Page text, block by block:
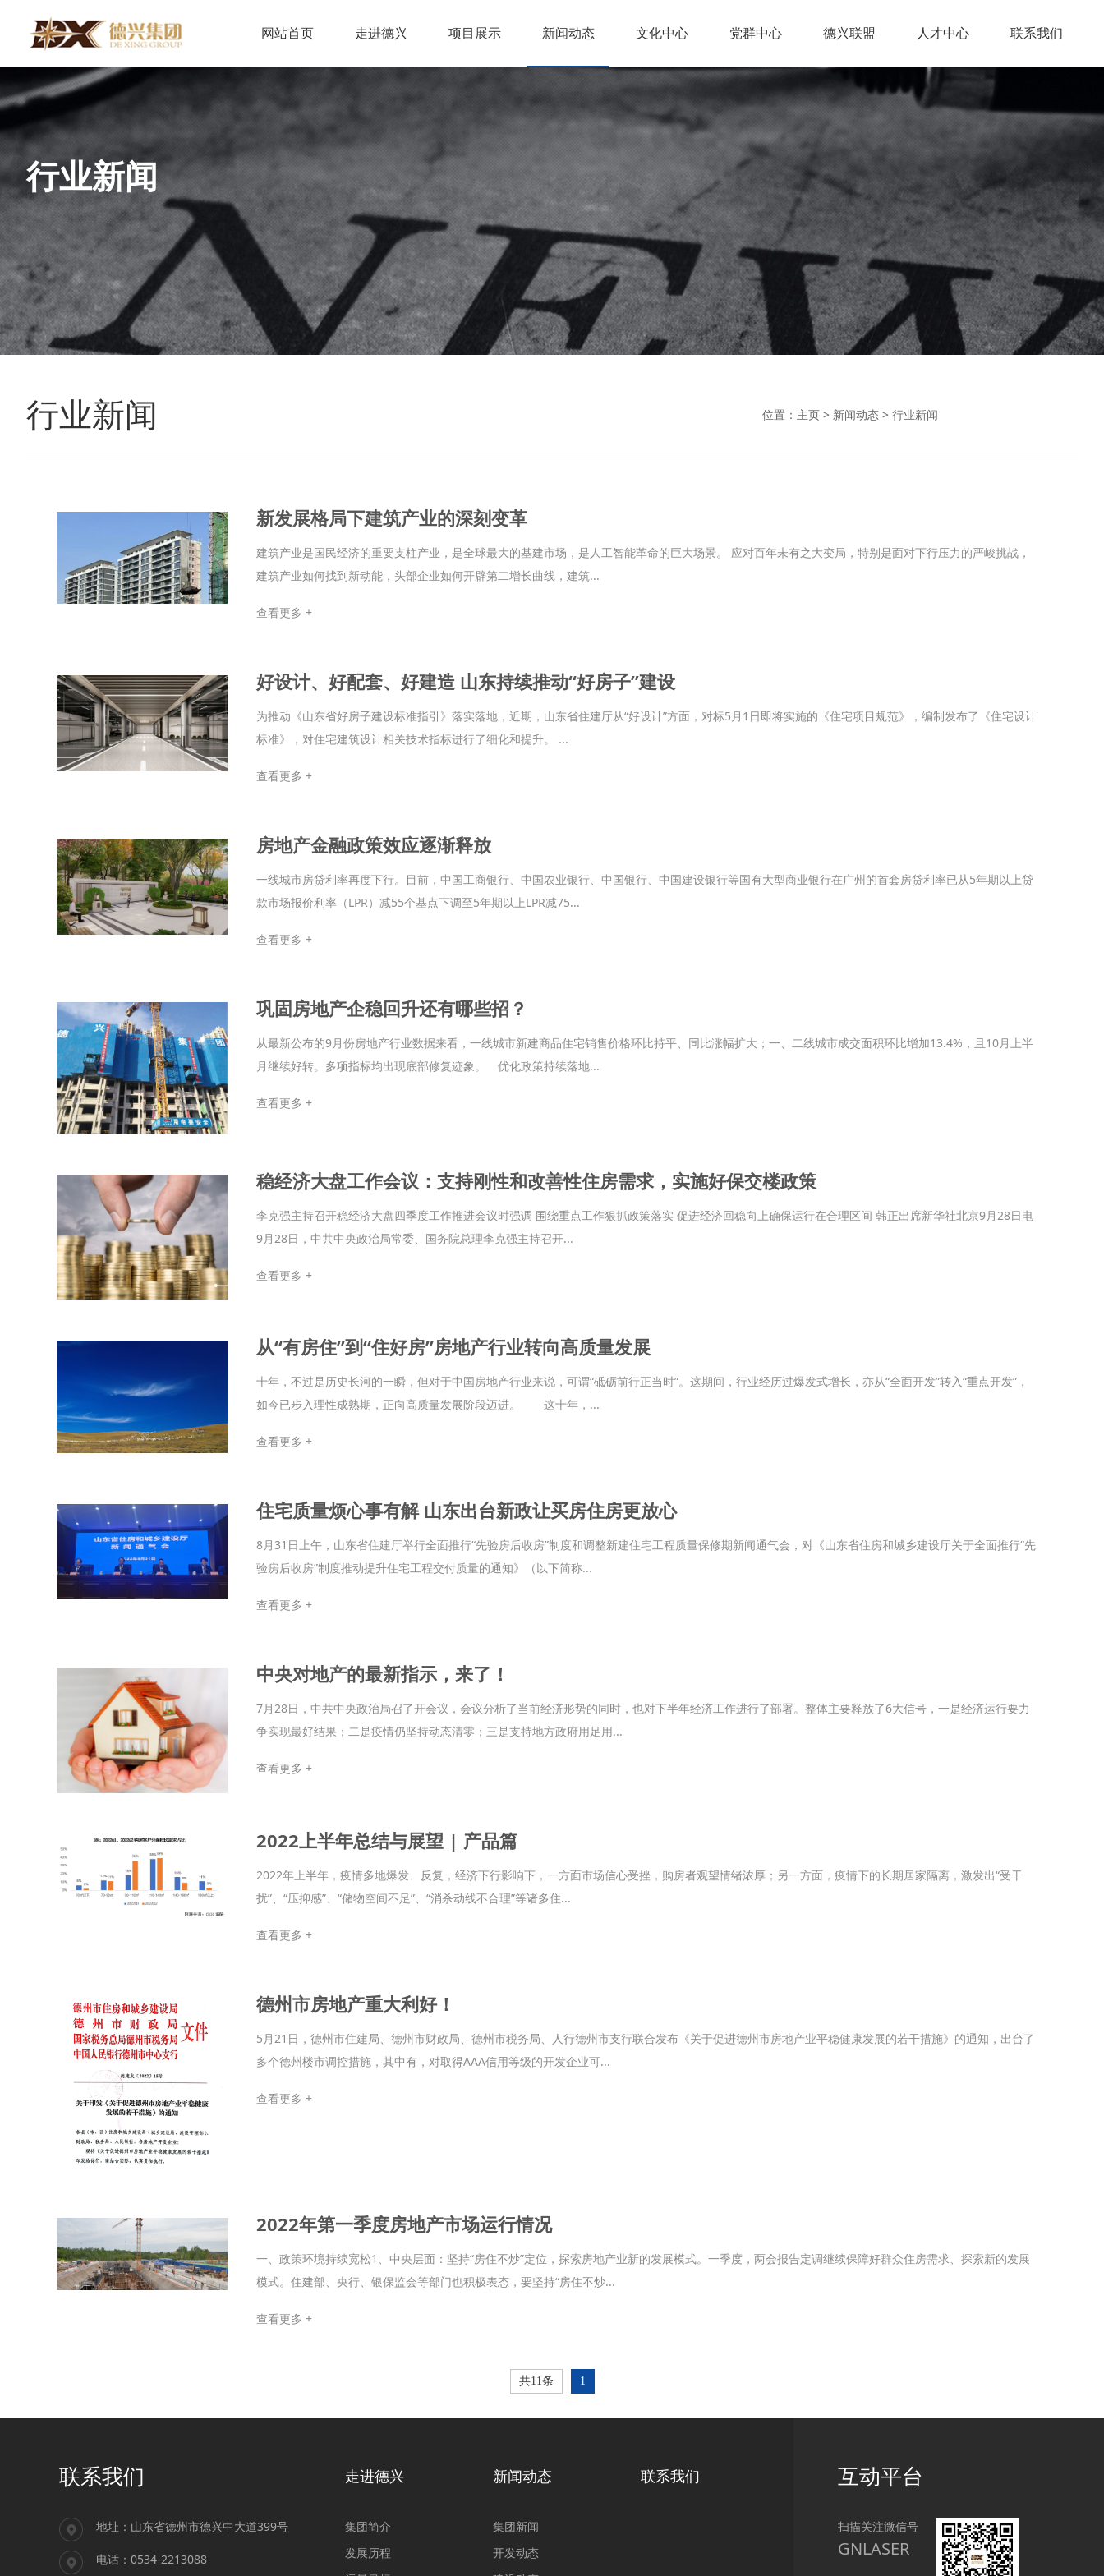
网站首页 走进德兴 项目展示 新闻动态 文化中心 党群中心
党群动态 >
德兴公益 >
职工园地 >
德兴联盟
联盟简介
联盟动态
联盟成员
联盟项目
人才中心
人才计划
招聘公告
培训发展
联系我们
行业新闻
行业新闻 位置： 主页 > 新闻动态 > 行业新闻
新发展格局下建筑产业的深刻变革
建筑产业是国民经济的重要支柱产业，是全球最大的基建市场，是人工智能革命的巨大场景。 应对百年未有之大变局，特别是面对下行压力的严峻挑战，
建筑产业如何找到新动能，头部企业如何开辟第二增长曲线，建筑...
查看更多 +
好设计、好配套、好建造 山东持续推动“好房子”建设
为推动《山东省好房子建设标准指引》落实落地，近期，山东省住建厅从“好设计”方面，对标5月1日即将实施的《住宅项目规范》，编制发布了《住宅设计
标准》，对住宅建筑设计相关技术指标进行了细化和提升。 ...
查看更多 +
房地产金融政策效应逐渐释放
一线城市房贷利率再度下行。目前，中国工商银行、中国农业银行、中国银行、中国建设银行等国有大型商业银行在广州的首套房贷利率已从5年期以上贷
款市场报价利率（LPR）减55个基点下调至5年期以上LPR减75...
查看更多 +
巩固房地产企稳回升还有哪些招？
从最新公布的9月份房地产行业数据来看，一线城市新建商品住宅销售价格环比持平、同比涨幅扩大；一、二线城市成交面积环比增加13.4%，且10月上半
月继续好转。多项指标均出现底部修复迹象。 优化政策持续落地...
查看更多 +
稳经济大盘工作会议：支持刚性和改善性住房需求，实施好保交楼政策
李克强主持召开稳经济大盘四季度工作推进会议时强调 围绕重点工作狠抓政策落实 促进经济回稳向上确保运行在合理区间 韩正出席新华社北京9月28日电
9月28日，中共中央政治局常委、国务院总理李克强主持召开...
查看更多 +
从“有房住”到“住好房”房地产行业转向高质量发展
十年，不过是历史长河的一瞬，但对于中国房地产行业来说，可谓“砥砺前行正当时”。这期间，行业经历过爆发式增长，亦从“全面开发”转入“重点开发”，
如今已步入理性成熟期，正向高质量发展阶段迈进。 这十年，...
查看更多 +
住宅质量烦心事有解 山东出台新政让买房住房更放心
8月31日上午，山东省住建厅举行全面推行“先验房后收房”制度和调整新建住宅工程质量保修期新闻通气会，对《山东省住房和城乡建设厅关于全面推行“先
验房后收房”制度推动提升住宅工程交付质量的通知》（以下简称...
查看更多 +
中央对地产的最新指示，来了！
7月28日，中共中央政治局召了开会议，会议分析了当前经济形势的同时，也对下半年经济工作进行了部署。整体主要释放了6大信号，一是经济运行要力
争实现最好结果；二是疫情仍坚持动态清零；三是支持地方政府用足用...
查看更多 +
2022上半年总结与展望 | 产品篇
2022年上半年，疫情多地爆发、反复，经济下行影响下，一方面市场信心受挫，购房者观望情绪浓厚；另一方面，疫情下的长期居家隔离，激发出“受干
扰”、“压抑感”、“储物空间不足”、“消杀动线不合理”等诸多住...
查看更多 +
德州市房地产重大利好！
5月21日，德州市住建局、德州市财政局、德州市税务局、人行德州市支行联合发布《关于促进德州市房地产业平稳健康发展的若干措施》的通知，出台了
多个德州楼市调控措施，其中有，对取得AAA信用等级的开发企业可...
查看更多 +
2022年第一季度房地产市场运行情况
一、政策环境持续宽松1、中央层面：坚持“房住不炒”定位，探索房地产业新的发展模式。一季度，两会报告定调继续保障好群众住房需求、探索新的发展
模式。住建部、央行、银保监会等部门也积极表态，要坚持“房住不炒...
查看更多 +
共11条 1
联系我们
地址：山东省德州市德兴中大道399号
电话：0534-2213088
走进德兴
集团简介
发展历程
新闻动态
集团新闻
开发动态
联系我们 互动平台
扫描关注微信号
GNLASER